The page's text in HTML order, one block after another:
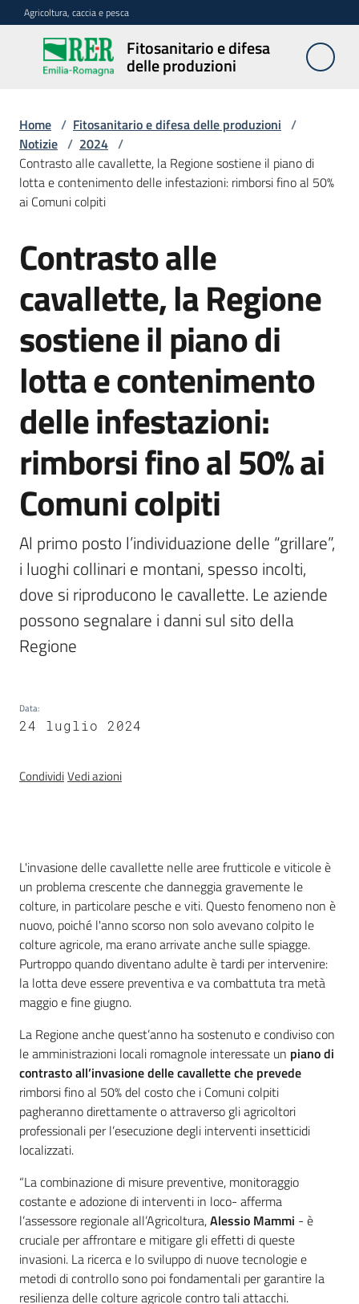
Vai al contenuto
Vai alla navigazione
Vai al footer
Agricoltura, caccia e pesca
Fitosanitario e difesa
delle produzioni
Fitosanitario
e difesa
produzioni
Avversità
delle
Sorveglianza
Difesa
sostenibile
Vivaismo
e
sementi
Import-
Export
su
Agricoltura,
caccia e
Argomenti
Novità
Servizi
Leggi atti bandi
Piani programmi
progetti
Home / Fitosanitario e difesa delle produzioni /
Notizie / 2024 /
Contrasto alle cavallette, la Regione sostiene il piano di
lotta e contenimento delle infestazioni: rimborsi fino al 50%
ai Comuni colpiti
Salta al contenuto
Contrasto alle
cavallette, la Regione
sostiene il piano di
lotta e contenimento
delle infestazioni:
rimborsi fino al 50% ai
Comuni colpiti
Al primo posto l’individuazione delle “grillare”,
i luoghi collinari e montani, spesso incolti,
dove si riproducono le cavallette. Le aziende
possono segnalare i danni sul sito della
Regione
Data:
24 luglio 2024
CondividiVedi azioni
Introduzione
L'invasione delle cavallette nelle aree frutticole e viticole è
un problema crescente che danneggia gravemente le
colture, in particolare pesche e viti. Questo fenomeno non è
nuovo, poiché l'anno scorso non solo avevano colpito le
colture agricole, ma erano arrivate anche sulle spiagge.
Purtroppo quando diventano adulte è tardi per intervenire:
la lotta deve essere preventiva e va combattuta tra metà
maggio e fine giugno.
La Regione anche quest’anno ha sostenuto e condiviso con
le amministrazioni locali romagnole interessate un piano di
contrasto all’invasione delle cavallette che prevede
rimborsi fino al 50% del costo che i Comuni colpiti
pagheranno direttamente o attraverso gli agricoltori
professionali per l’esecuzione degli interventi insetticidi
localizzati.
“La combinazione di misure preventive, monitoraggio
costante e adozione di interventi in loco- afferma
l’assessore regionale all’Agricoltura,Alessio Mammi - è
cruciale per affrontare e mitigare gli effetti di queste
invasioni. La ricerca e lo sviluppo di nuove tecnologie e
metodi di controllo sono poi fondamentali per garantire la
resilienza delle colture agricole contro tali attacchi.